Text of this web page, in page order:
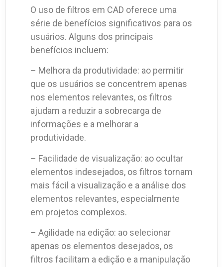
O uso de filtros em CAD oferece uma
série de benefícios significativos para os
usuários. Alguns dos principais
benefícios incluem:
– Melhora da produtividade: ao permitir
que os usuários se concentrem apenas
nos elementos relevantes, os filtros
ajudam a reduzir a sobrecarga de
informações e a melhorar a
produtividade.
– Facilidade de visualização: ao ocultar
elementos indesejados, os filtros tornam
mais fácil a visualização e a análise dos
elementos relevantes, especialmente
em projetos complexos.
– Agilidade na edição: ao selecionar
apenas os elementos desejados, os
filtros facilitam a edição e a manipulação